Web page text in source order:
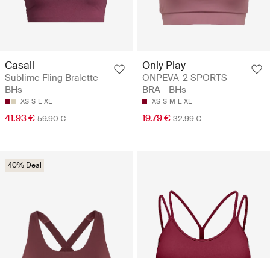
Casall
Sublime Fling Bralette -
BHs
XS S L XL
41.93 € 59.90 €
Only Play
ONPEVA-2 SPORTS
BRA - BHs
XS S M L XL
19.79 € 32.99 €
40% Deal